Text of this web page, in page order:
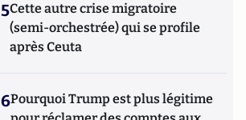
5Cette autre crise migratoire
(semi-orchestrée) qui se profile
après Ceuta
6Pourquoi Trump est plus légitime